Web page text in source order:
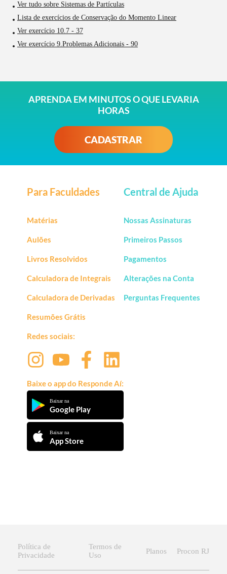
Ver tudo sobre Sistemas de Partículas
Lista de exercícios de Conservação do Momento Linear
Ver exercício 10.7 - 37
Ver exercício 9.Problemas Adicionais - 90
APRENDA EM MINUTOS O QUE LEVARIA
HORAS
CADASTRAR
Para Faculdades
Matérias
Aulões
Livros Resolvidos
Calculadora de Integrais
Calculadora de Derivadas
Resumões Grátis
Redes sociais:
Baixe o app do Responde Aí:
Baixar na
Google Play
Baixar na
App Store
Central de Ajuda
Nossas Assinaturas
Primeiros Passos
Pagamentos
Alterações na Conta
Perguntas Frequentes
Política de
Privacidade
Termos de
Uso
Planos Procon RJ